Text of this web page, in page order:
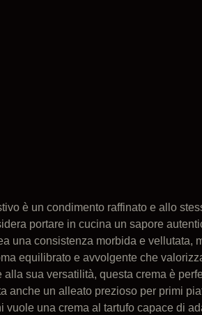
è un condimento raffinato e allo
portare in cucina un sapore
una consistenza morbida e vellutata,
equilibrato e avvolgente che
sua versatilità, questa crema è
anche un alleato prezioso per primi
vuole una crema al tartufo capace di